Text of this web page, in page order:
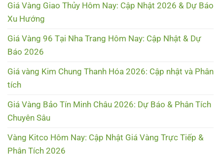
Giá Vàng Giao Thủy Hôm Nay: Cập Nhật 2026 & Dự Báo
Xu Hướng
Giá Vàng 96 Tại Nha Trang Hôm Nay: Cập Nhật & Dự
Báo 2026
Giá vàng Kim Chung Thanh Hóa 2026: Cập nhật và Phân
tích
Giá Vàng Bảo Tín Minh Châu 2026: Dự Báo & Phân Tích
Chuyên Sâu
Vàng Kitco Hôm Nay: Cập Nhật Giá Vàng Trực Tiếp &
Phân Tích 2026